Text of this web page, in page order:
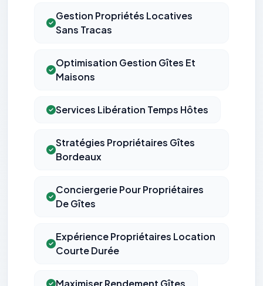
Gestion Propriétés Locatives
Sans Tracas
Optimisation Gestion Gîtes Et
Maisons
Services Libération Temps Hôtes
Stratégies Propriétaires Gîtes
Bordeaux
Conciergerie Pour Propriétaires
De Gîtes
Expérience Propriétaires Location
Courte Durée